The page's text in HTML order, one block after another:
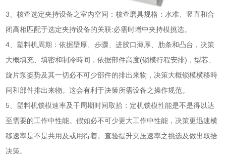
3、核查选定夹持设备之室内空间：核查磨具规格：水准、竖直和合
闭高相匹配于选定夹持设备的关联:必需时增中夹持模挑选。
4、塑料机周期：依据壁厚、步骤、进胶口薄厚、肋条和凸台，决策
大概填充、填密和制冷時间，依据部件高度(锁模行程安排)，型芯、
旋片泵姿势及其一切必不可少部件的排出来物，决策大概锁模横移時
间和部件排出来物。这会有利于决策所需设备之操作规范。
5、塑料机锁模速率及干周期时间取拾：定机锁模性能是不是得以达
至需要的工作中性能。假如必不可少更大工作中性能，决策更迅速横
移速率是不是共用及或用得着。查验提升夹压速率之挑选及做出取拾
决策。